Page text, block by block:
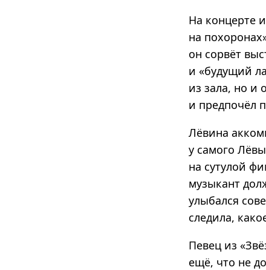
На концерте
на
он сорвёт
и «будущий
из зала, но и
и предпочёл
Лёвина
у самого
на сутулой
музыкант
улыбался
следила,
Певец из
ещё, что не